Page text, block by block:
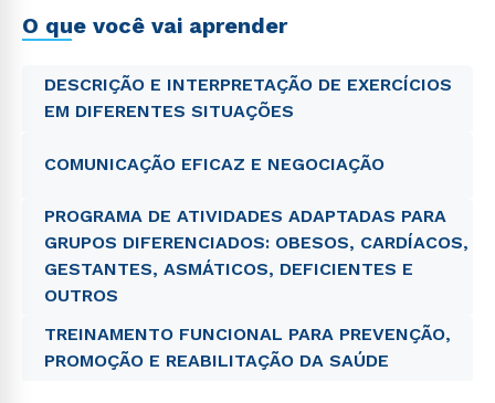
O que você vai aprender
DESCRIÇÃO E INTERPRETAÇÃO DE EXERCÍCIOS
EM DIFERENTES SITUAÇÕES
COMUNICAÇÃO EFICAZ E NEGOCIAÇÃO
PROGRAMA DE ATIVIDADES ADAPTADAS PARA
GRUPOS DIFERENCIADOS: OBESOS, CARDÍACOS,
GESTANTES, ASMÁTICOS, DEFICIENTES E
OUTROS
TREINAMENTO FUNCIONAL PARA PREVENÇÃO,
PROMOÇÃO E REABILITAÇÃO DA SAÚDE